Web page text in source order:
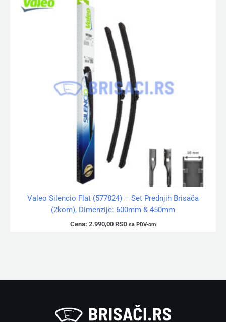
Valeo Silencio Flat (577824) – Set Prednjih Brisača
(2kom), Dimenzije: 600mm & 450mm
Cena: 2.990,00 RSD sa PDV-om